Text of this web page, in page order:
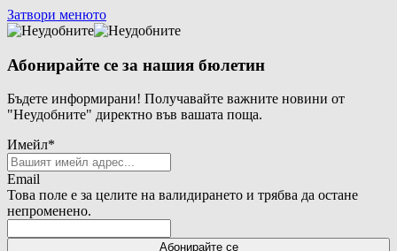
Затвори менюто
Абонирайте се за нашия бюлетин
Бъдете информирани! Получавайте важните новини от
"Неудобните" директно във вашата поща.
Имейл*
Email
Това поле е за целите на валидирането и трябва да остане
непроменено.